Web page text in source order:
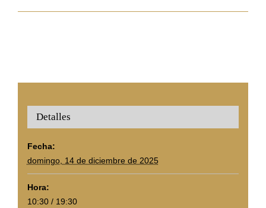
Detalles
Fecha:
domingo, 14 de diciembre de 2025
Hora:
10:30 / 19:30